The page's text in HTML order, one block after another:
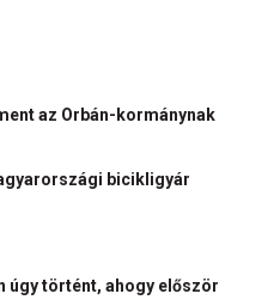
az Orbán-kormánynak
bicikligyár
úgy történt, ahogy először